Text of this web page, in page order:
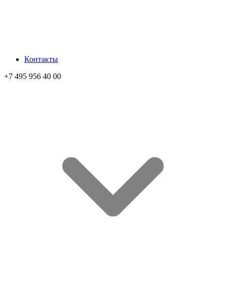
Контакты
+7 495 956 40 00